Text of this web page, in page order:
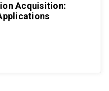
Acquisition: